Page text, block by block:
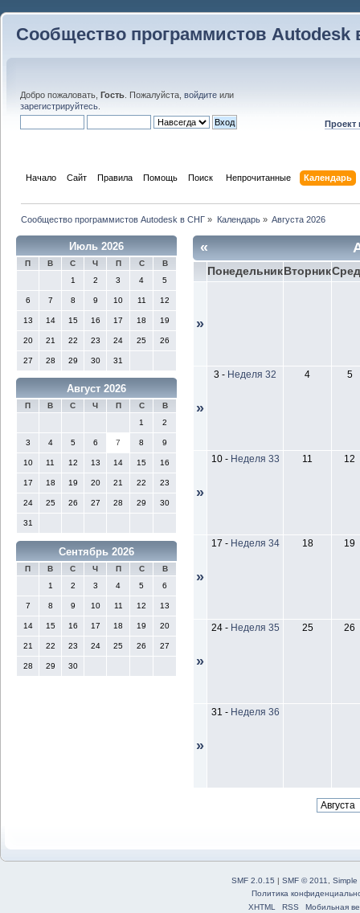
Сообщество программистов Autodesk
Добро пожаловать, Гость . Пожалуйста, войдите или
зарегистрируйтесь
Проект
Начало Сайт Правила Помощь Поиск Непрочитанные Календарь
Сообщество программистов Autodesk в СНГ » Календарь» Августа 2026
Июль 2026
П В С Ч П С
В
1
2 3 4 5
6 7 8 9 10 11 12
13 14 15 16 17 18 19
20 21 22 23 24 25 26
27 28 29 30 31
Август 2026
П В С Ч П С
В
1
2
3 4 5 6 7 8 9
10 11 12 13 14 15 16
17 18 19 20 21 22 23
24 25 26 27 28 29 30
31
Сентябрь 2026
П В С Ч П С
В
1
2 3 4 5 6
7 8 9 10 11 12 13
14 15 16 17 18 19 20
21 22 23 24 25 26 27
28 29 30
«
ПонедельникВторник
»
»
3 - Неделя 32 4 5
»
10- Неделя 33 11 12
»
17 - Неделя 34 18 19
»
24- Неделя 35 25 26
»
31 - Неделя 36
SMF 2.0.15 | SMF © 2011, Simple
Политика
XHTML
RSS Мобильная